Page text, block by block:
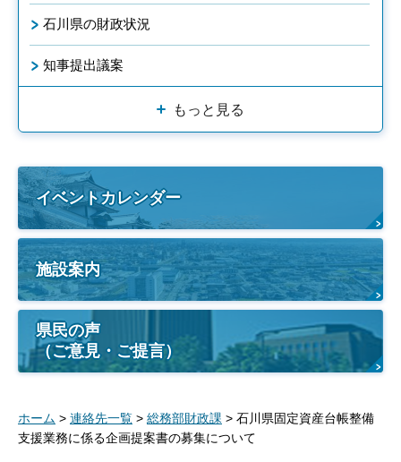
石川県の財政状況
知事提出議案
もっと見る
イベントカレンダー
施設案内
県民の声
（ご意見・ご提言）
ホーム > 連絡先一覧 > 総務部財政課 > 石川県固定資産台帳整備
支援業務に係る企画提案書の募集について